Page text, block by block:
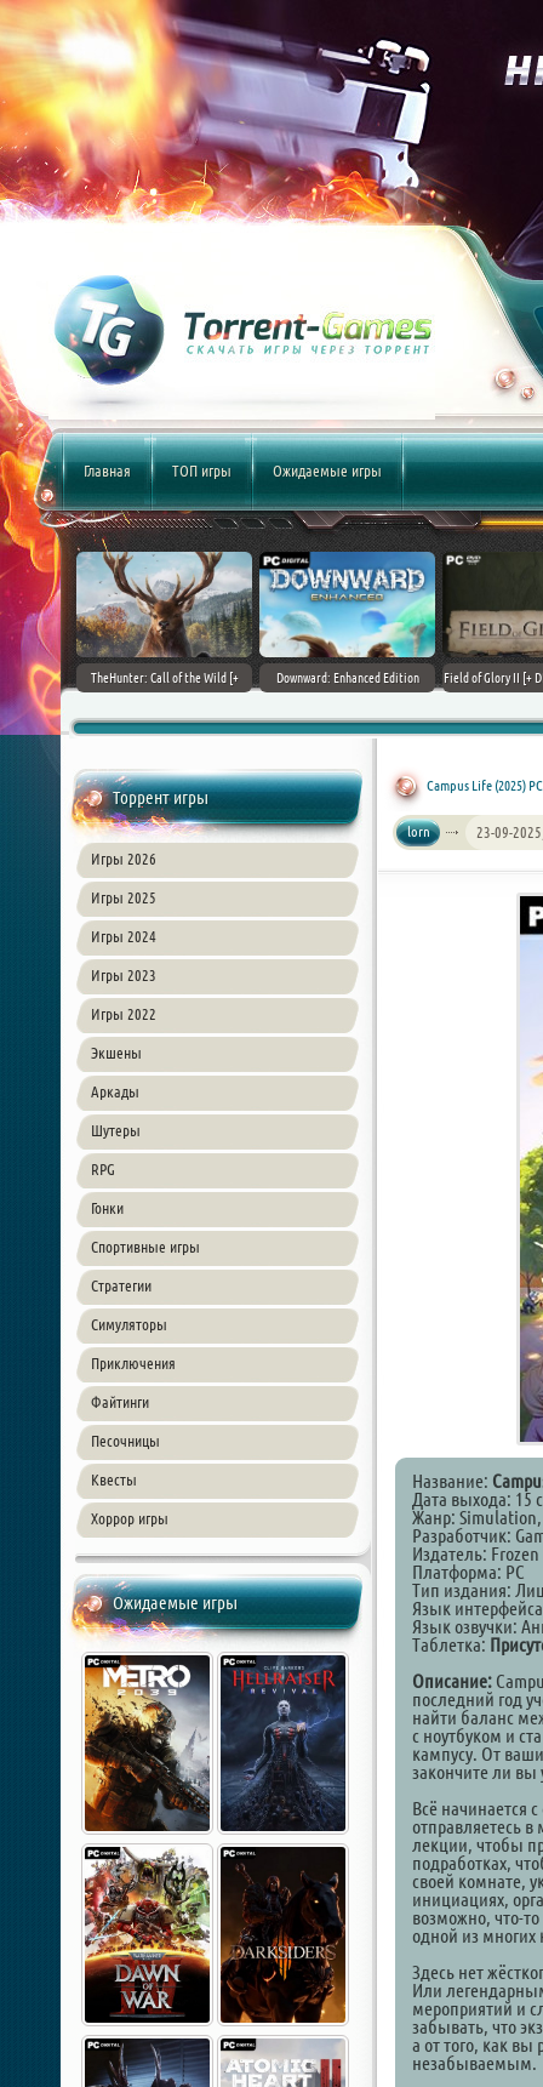
Главная ТОП игры Ожидаемые игры
(2017)
TheHunter: Call of the Wild [+
Downward: Enhanced Edition
Field of Glory II [+
Торрент игры
Игры 2026
Игры 2025
Игры 2024
Игры 2023
Игры 2022
Экшены
Аркады
Шутеры
RPG
Гонки
Спортивные игры
Стратегии
Симуляторы
Приключения
Файтинги
Песочницы
Квесты
Хоррор игры
Ожидаемые игры
Campus Life (2025)
lorn 23-09-
Название:
Дата выхода: 15
Жанр:
Разработчик:
Издатель: Frozen
Платформа: PC
Тип издания:
Язык
Язык озвучки:
Таблетка:
Описание:
последний год
найти баланс
с ноутбуком и
кампусу. От
закончите ли вы
Всё начинается
отправляетесь
лекции, чтобы
подработках,
своей комнате,
инициациях,
возможно, что-
одной из многих
Здесь нет
Или
мероприятий и
забывать, что
а от того, как вы
незабываемым.